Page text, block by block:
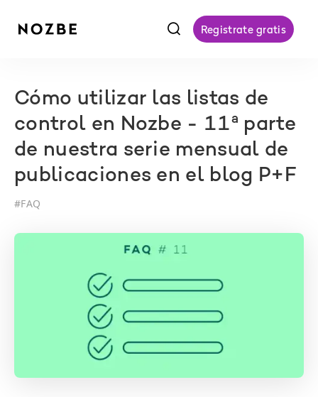
f Registrate gratis
Cómo utilizar las listas de
control en Nozbe - 11ª parte
de nuestra serie mensual de
publicaciones en el blog P+F
#FAQ